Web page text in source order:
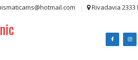
Rivadavia 2333